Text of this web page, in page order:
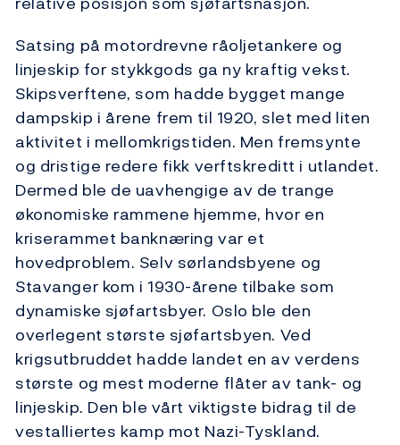
Satsing på motordrevne råoljetankere og
linjeskip for stykkgods ga ny kraftig vekst.
Skipsverftene, som hadde bygget mange
dampskip i årene frem til 1920, slet med liten
aktivitet i mellomkrigstiden. Men fremsynte
og dristige redere fikk verftskreditt i utlandet.
Dermed ble de uavhengige av de trange
økonomiske rammene hjemme, hvor en
kriserammet banknæring var et
hovedproblem. Selv sørlandsbyene og
Stavanger kom i 1930-årene tilbake som
dynamiske sjøfartsbyer. Oslo ble den
overlegent største sjøfartsbyen. Ved
krigsutbruddet hadde landet en av verdens
største og mest moderne flåter av tank- og
linjeskip. Den ble vårt viktigste bidrag til de
vestalliertes kamp mot Nazi-Tyskland.